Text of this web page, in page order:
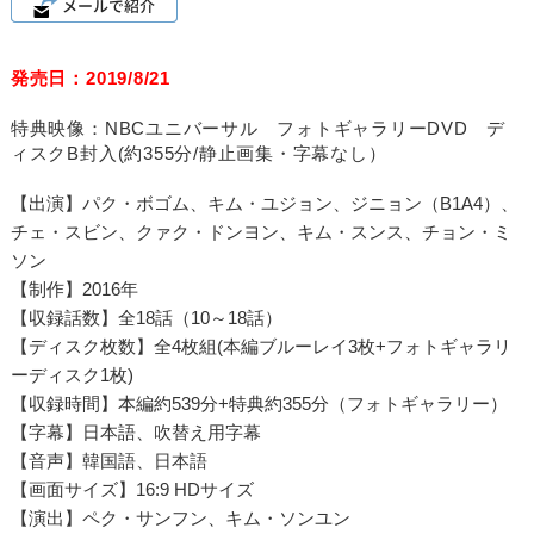
発売日：2019/8/21
特典映像：NBCユニバーサル フォトギャラリーDVD デ
ィスクB封入(約355分/静止画集・字幕なし）
【出演】パク・ボゴム、キム・ユジョン、ジニョン（B1A4）、
チェ・スビン、クァク・ドンヨン、キム・スンス、チョン・ミ
ソン
【制作】2016年
【収録話数】全18話（10～18話）
【ディスク枚数】全4枚組(本編ブルーレイ3枚+フォトギャラリ
ーディスク1枚)
【収録時間】本編約539分+特典約355分（フォトギャラリー）
【字幕】日本語、吹替え用字幕
【音声】韓国語、日本語
【画面サイズ】16:9 HDサイズ
【演出】ペク・サンフン、キム・ソンユン